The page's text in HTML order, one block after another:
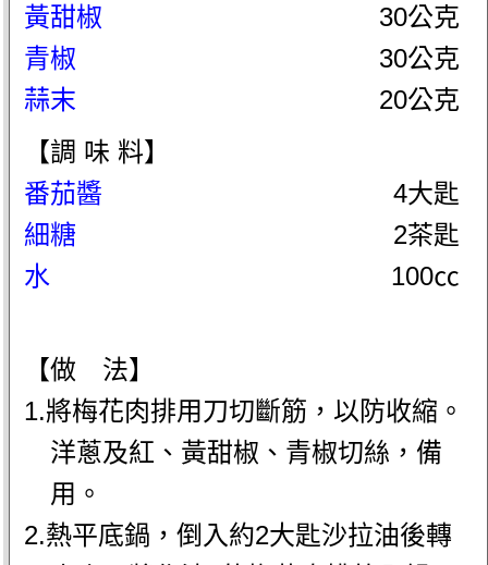
黃甜椒
30公克
青椒
30公克
蒜末
20公克
【調 味 料】
番茄醬
4大匙
細糖
2茶匙
水
100㏄
【做 法】
1.將梅花肉排用刀切斷筋，以防收縮。
洋蔥及紅、黃甜椒、青椒切絲，備
用。
2.熱平底鍋，倒入約2大匙沙拉油後轉